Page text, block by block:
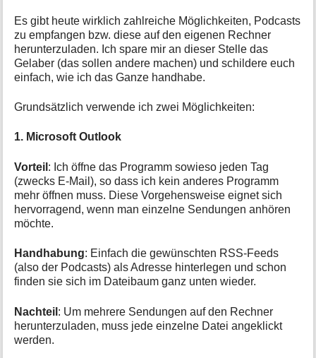
Es gibt heute wirklich zahlreiche Möglichkeiten, Podcasts
zu empfangen bzw. diese auf den eigenen Rechner
herunterzuladen. Ich spare mir an dieser Stelle das
Gelaber (das sollen andere machen) und schildere euch
einfach, wie ich das Ganze handhabe.
Grundsätzlich verwende ich zwei Möglichkeiten:
1. Microsoft Outlook
Vorteil : Ich öffne das Programm sowieso jeden Tag
(zwecks E-Mail), so dass ich kein anderes Programm
mehr öffnen muss. Diese Vorgehensweise eignet sich
hervorragend, wenn man einzelne Sendungen anhören
möchte.
Handhabung: Einfach die gewünschten RSS-Feeds
(also der Podcasts) als Adresse hinterlegen und schon
finden sie sich im Dateibaum ganz unten wieder.
Nachteil : Um mehrere Sendungen auf den Rechner
herunterzuladen, muss jede einzelne Datei angeklickt
werden.